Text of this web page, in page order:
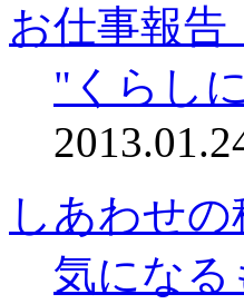
お仕事報
"くらし
しあわせの
気になる